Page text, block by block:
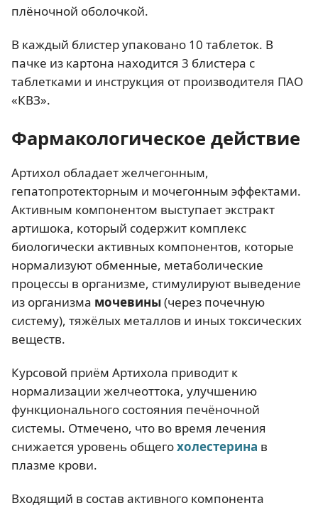
плёночной оболочкой.
В каждый блистер упаковано 10 таблеток. В
пачке из картона находится 3 блистера с
таблетками и инструкция от производителя ПАО
«КВЗ».
Фармакологическое действие
Артихол обладает желчегонным,
гепатопротекторным и мочегонным эффектами.
Активным компонентом выступает экстракт
артишока, который содержит комплекс
биологически активных компонентов, которые
нормализуют обменные, метаболические
процессы в организме, стимулируют выведение
из организма мочевины(через почечную
систему), тяжёлых металлов и иных токсических
веществ.
Курсовой приём Артихола приводит к
нормализации желчеоттока, улучшению
функционального состояния печёночной
системы. Отмечено, что во время лечения
снижается уровень общегохолестерина в
плазме крови.
Входящий в состав активного компонента